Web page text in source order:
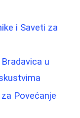
i Saveti za
u
Povećanje